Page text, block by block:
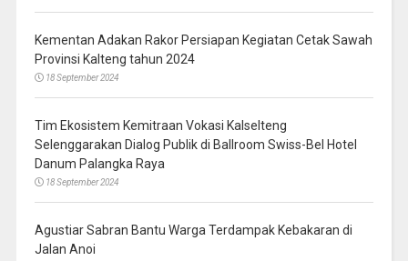
Kementan Adakan Rakor Persiapan Kegiatan Cetak Sawah
Provinsi Kalteng tahun 2024
18 September 2024
Tim Ekosistem Kemitraan Vokasi Kalselteng
Selenggarakan Dialog Publik di Ballroom Swiss-Bel Hotel
Danum Palangka Raya
18 September 2024
Agustiar Sabran Bantu Warga Terdampak Kebakaran di
Jalan Anoi